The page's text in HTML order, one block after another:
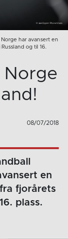
har avansert en
og til 16.
Norge
08/07/2018
en
fjorårets
plass.